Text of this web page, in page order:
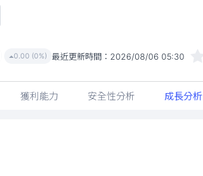
0.00 (0%) 最近更新時間： 2026/08/06 05:30
獲利能力 安全性分析 成長分析